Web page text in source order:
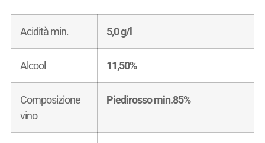
Acidità min. 5,0 g/l
Alcool 11,50%
Composizione
vino
Piedirosso min.85%